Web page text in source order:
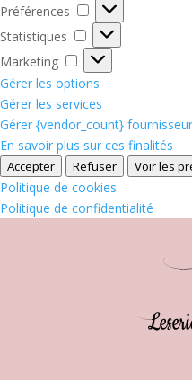
Préférences
Préférences
Statistiques
Statistiques
Marketing
Marketing
Gérer les options
Gérer les services
Gérer {vendor_count}
En savoir plus sur ces finalités
Accepter Refuser Voir les
Politique de cookies
Politique de confidentialité